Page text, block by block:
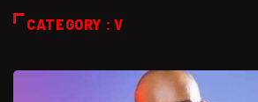
CATEGORY : V